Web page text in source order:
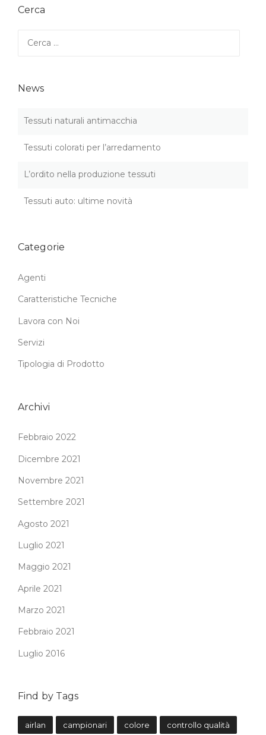
I
M
G
Cerca
per:
News
Tessuti naturali antimacchia
Tessuti colorati per l’arredamento
L’ordito nella produzione tessuti
Tessuti auto: ultime novità
Categorie
Agenti
Caratteristiche Tecniche
Lavora con Noi
Servizi
Tipologia di Prodotto
Archivi
Febbraio 2022
Dicembre 2021
Novembre 2021
Settembre 2021
Agosto 2021
Luglio 2021
Maggio 2021
Aprile 2021
Marzo 2021
Febbraio 2021
Luglio 2016
Find by Tags
airlan campionari colore controllo qualità